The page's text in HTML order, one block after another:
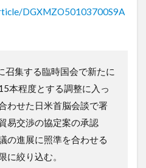
DGXMZO50103700S9A
召集する臨時国会で新たに
本程度とする調整に入っ
わせた日米首脳会談で署
易交渉の協定案の承認
の進展に照準を合わせる
に絞り込む。